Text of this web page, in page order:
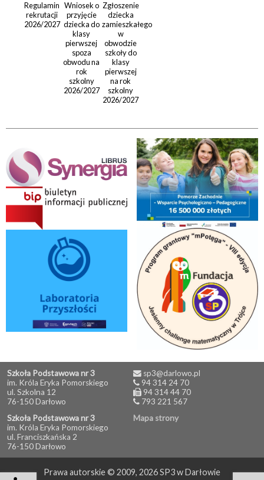
Regulamin
rekrutacji
2026/2027
Wniosek o
przyjęcie
dziecka do
klasy
pierwszej
spoza
obwodu na
rok
szkolny
2026/2027
Zgłoszenie
dziecka
zamieszkałego
w
obwodzie
szkoły do
klasy
pierwszej
na rok
szkolny
2026/2027
Szkoła Podstawowa nr 3
im. Króla Eryka Pomorskiego
ul. Szkolna 12
76-150 Darłowo
sp3@darlowo.pl
94 314 24 70
94 314 44 70
793 221 567
Szkoła Podstawowa nr 3
im. Króla Eryka Pomorskiego
ul. Franciszkańska 2
76-150 Darłowo
Mapa strony
Prawa autorskie © 2009, 2026 SP3 w Darłowie